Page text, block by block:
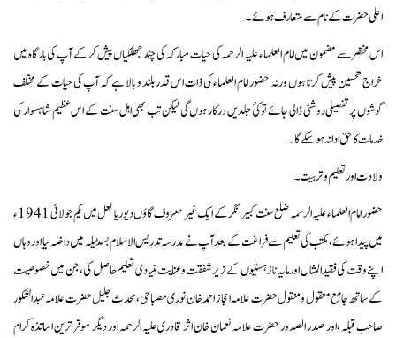
اعلی حضرت کے نام سے متعارف ہوئے۔
اس مختصر سے مضمون میں امام العلماء علیہ الرحمہ کی حیات مبارکہ کی چند جھلکیاں پیش کرکے آپ کی بارگاہ میں
خراج تحسین پیش کرتا ہوں ورنہ حضور امام العلماء کی ذات اس قدر بلند و بالا ہے کہ آپ کی حیات کے مختلف
گوشوں پر تفصیلی روشنی ڈالی جائے تو کئ جلدیں درکار ہوں گی لیکن تب بھی اہل سنت کے اس عظیم شاہسوار کی
خدمات کا حق ادا نہ ہو سکے گا ۔
ولادت اور تعلیم و تربیت ۔
حضور امام العلماء علیہ الرحمہ ضلع سنت کبیر نگر کے ایک غیر معروف گاؤں دیوریا لعل میں یکم جولائی 1941ء
میں پیدا ہوئے، مکتب کی تعلیم سے فراغت کے بعد آپ نے مدرسہ تدریس الاسلام بسڈیلہ میں داخلہ لیا اور وہاں
اپنے وقت کی فقیدالمثال اور مایہ ناز ہستیوں کے زیر شفقت و عنایت بنیادی تعلیم حاصل کی، جن میں خصوصیت
کے ساتھ جامع معقول و منقول حضرت علامہ اعجاز احمد خان نوری مصباحی، محدث جلیل حضرت علامہ عبدالشکور
صاحب قبلہ ،اور صدر الصدور حضرت علامہ نعمان خان اثر قادری علیہ الرحمہ اور دیگر موقر ترین اساتذہ کرام